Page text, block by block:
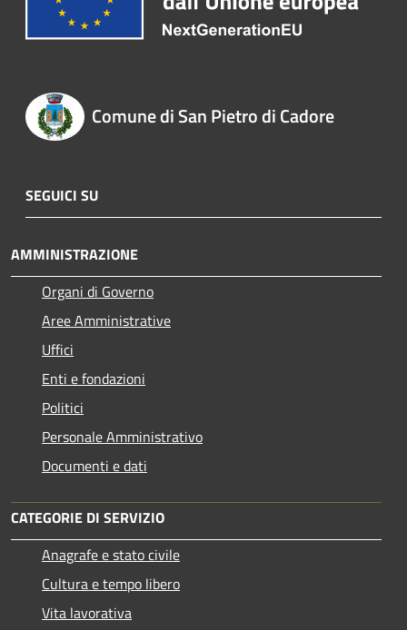
Comune di San Pietro di Cadore
SEGUICI SU
AMMINISTRAZIONE
Organi di Governo
Aree Amministrative
Uffici
Enti e fondazioni
Politici
Personale Amministrativo
Documenti e dati
CATEGORIE DI SERVIZIO
Anagrafe e stato civile
Cultura e tempo libero
Vita lavorativa